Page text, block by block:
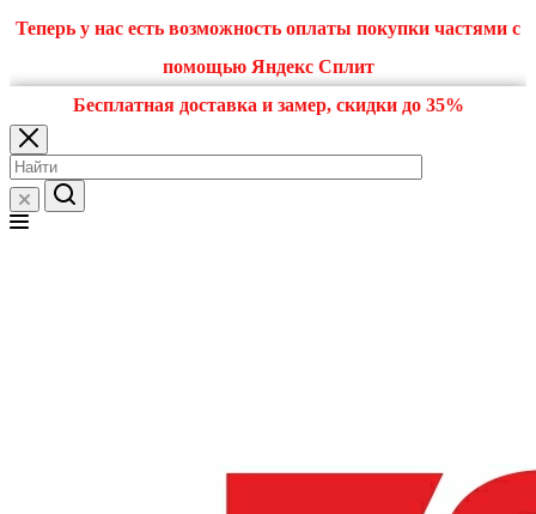
Теперь у нас есть возможность оплаты покупки частями с
помощью Яндекс Сплит
Бесплатная доставка и замер, скидки до 35%